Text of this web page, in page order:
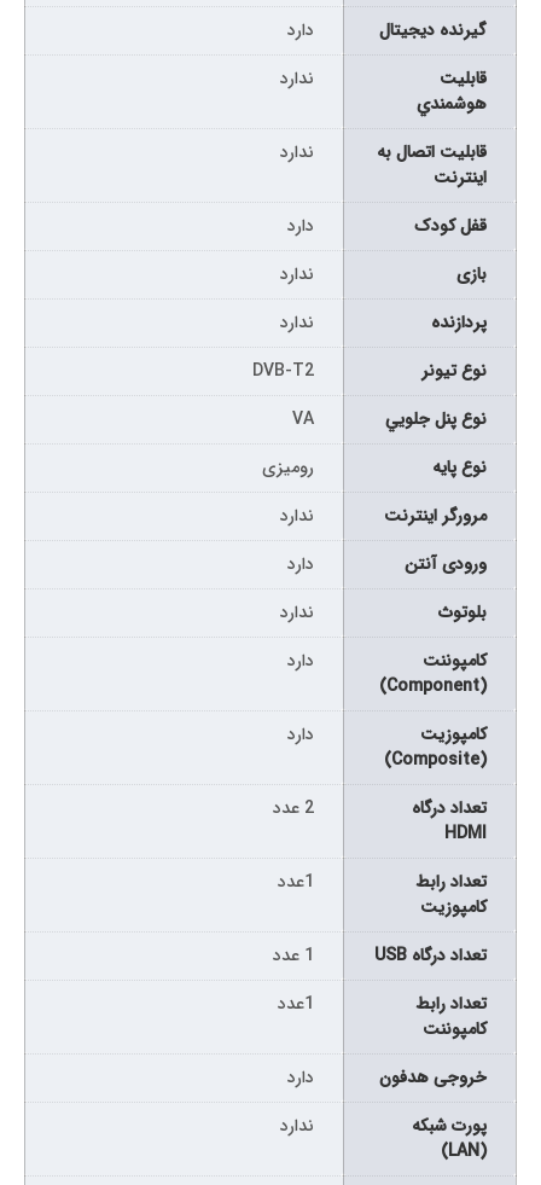
گیرنده دیجیتال
دارد
قابليت
هوشمندي
ندارد
قابليت اتصال به
اينترنت
ندارد
قفل کودک
دارد
بازی
ندارد
پردازنده
ندارد
نوع تيونر
DVB-T2
نوع پنل جلويي
VA
نوع پایه
رومیزی
مرورگر اینترنت
ندارد
ورودی آنتن
دارد
بلوتوث
ندارد
کامپوننت
(Component)
دارد
کامپوزیت
(Composite)
دارد
تعداد درگاه
HDMI
2 عدد
تعداد رابط
کامپوزیت
1عدد
تعداد درگاه USB
1 عدد
تعداد رابط
کامپوننت
1عدد
خروجی هدفون
دارد
پورت شبکه
(LAN)
ندارد